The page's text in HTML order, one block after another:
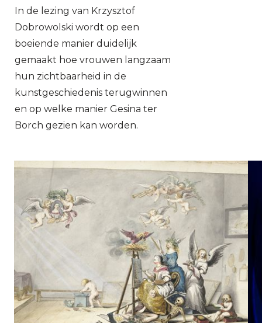
In de lezing van Krzysztof
Dobrowolski wordt op een
boeiende manier duidelijk
gemaakt hoe vrouwen langzaam
hun zichtbaarheid in de
kunstgeschiedenis terugwinnen
en op welke manier Gesina ter
Borch gezien kan worden.